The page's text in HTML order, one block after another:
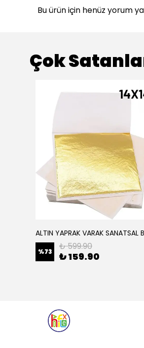
Bu ürün için henüz yorum
Çok
%73 ₺ 599.90
₺ 159.90